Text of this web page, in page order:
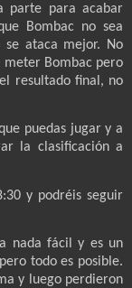
parte para acabar
Bombac no sea
se ataca mejor. No
meter Bombac pero
resultado final, no
puedas jugar y a
la clasificación a
y podréis seguir
nada fácil y es un
todo es posible.
y luego perdieron